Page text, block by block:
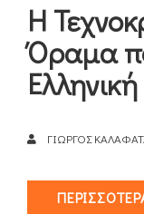
Η
Όραμα
ΓΙΏΡΓΟΣ